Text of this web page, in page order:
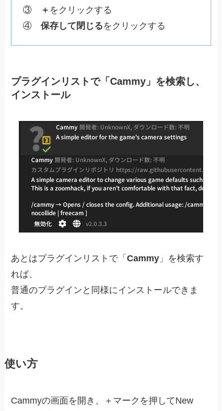
③
＋ をクリックする
④ 保存して閉じるをクリックする
プラグインリストで「Cammy」を検索し、
インストール
あとはプラグインリストで「Cammy 」を検索す
れば、
普通のプラグインと同様にインストールできま
す。
使い方
Cammyの画面を開き、＋マークを押してNew